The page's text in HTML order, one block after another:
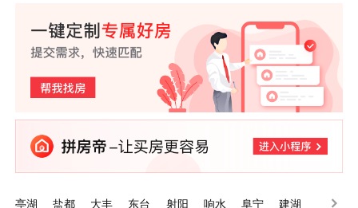
亭湖 盐都 大丰 东台 射阳 响水 阜宁
建湖